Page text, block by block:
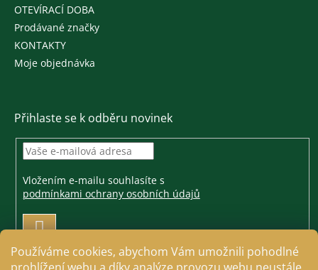
Používáme cookies, abychom Vám umožnili pohodlné
OTEVÍRACÍ DOBA
Prodávané značky
KONTAKTY
Moje objednávka
Přihlaste se k odběru novinek
Vložením e-mailu souhlasíte s
podmínkami ochrany osobních údajů
PŘIHLÁSIT